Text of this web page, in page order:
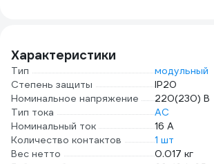
Характеристики
Тип
модульный
Степень защиты
IP20
Номинальное напряжение
220(230) В
Тип тока
AC
Номинальный ток
16 А
Количество контактов
1 шт
Вес нетто
0.017 кг